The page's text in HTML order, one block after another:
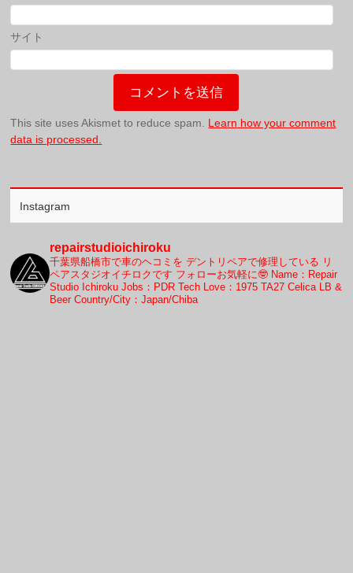
サイト
This site uses Akismet to reduce spam. Learn how your comment
data is processed.
Instagram
repairstudioichiroku
千葉県船橋市で車のヘコミを デントリペアで修理している リ
ペアスタジオイチロクです フォローお気軽に🤓 Name：Repair
Studio Ichiroku Jobs：PDR Tech Love：1975 TA27 Celica LB &
Beer Country/City：Japan/Chiba